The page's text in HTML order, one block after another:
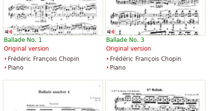
Ballade No. 1
Original version
Frédéric François Chopin
Piano
Ballade No. 3
Original version
Frédéric François Chopin
Piano